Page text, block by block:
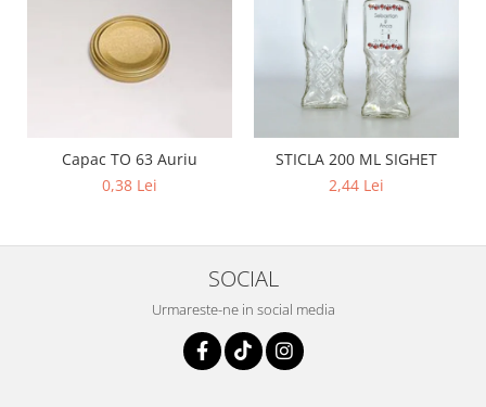
Capac TO 63 Auriu
0,38 Lei
STICLA 200 ML SIGHET
2,44 Lei
SOCIAL
Urmareste-ne in social media